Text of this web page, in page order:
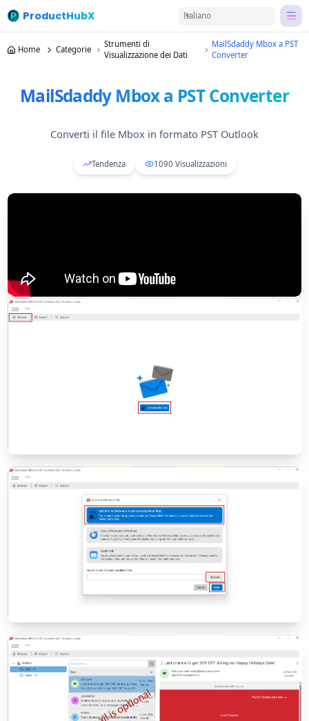
ProductHubX Italiano
Home Categorie
Strumenti di
Visualizzazione dei Dati
MailSdaddy Mbox a PST
Converter
MailSdaddy Mbox a PST Converter
Converti il file Mbox in formato PST Outlook
Tendenza 1090 Visualizzazioni